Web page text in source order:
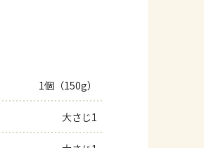
1個（150g）
大さじ1